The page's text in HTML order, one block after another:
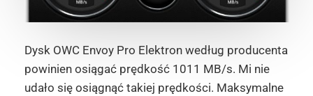
Dysk OWC Envoy Pro Elektron według producenta
powinien osiągać prędkość 1011 MB/s. Mi nie
udało się osiągnąć takiej prędkości. Maksymalne